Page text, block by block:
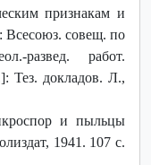
признакам и
Всесоюз. совещ. по
развед. работ.
Тез. докладов. Л.,
и пыльцы
1941. 107 с.